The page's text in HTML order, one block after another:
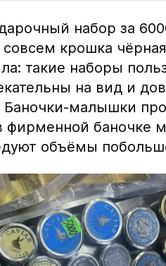
набор за
крошка
такие наборы
на вид и
Баночки-малышки
фирменной баночке
объёмы